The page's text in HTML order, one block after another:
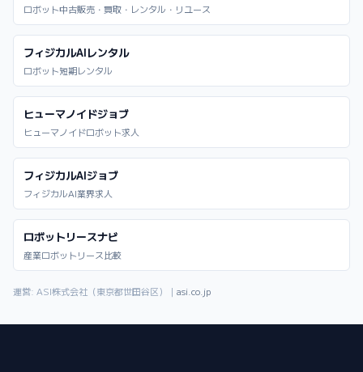
ロボット中古販売・買取・レンタル・リユース
フィジカルAIレンタル
ロボット短期レンタル
ヒューマノイドジョブ
ヒューマノイドロボット求人
フィジカルAIジョブ
フィジカルAI業界求人
ロボットリースナビ
産業ロボットリース比較
運営: ASI株式会社（東京都世田谷区）｜ asi.co.jp